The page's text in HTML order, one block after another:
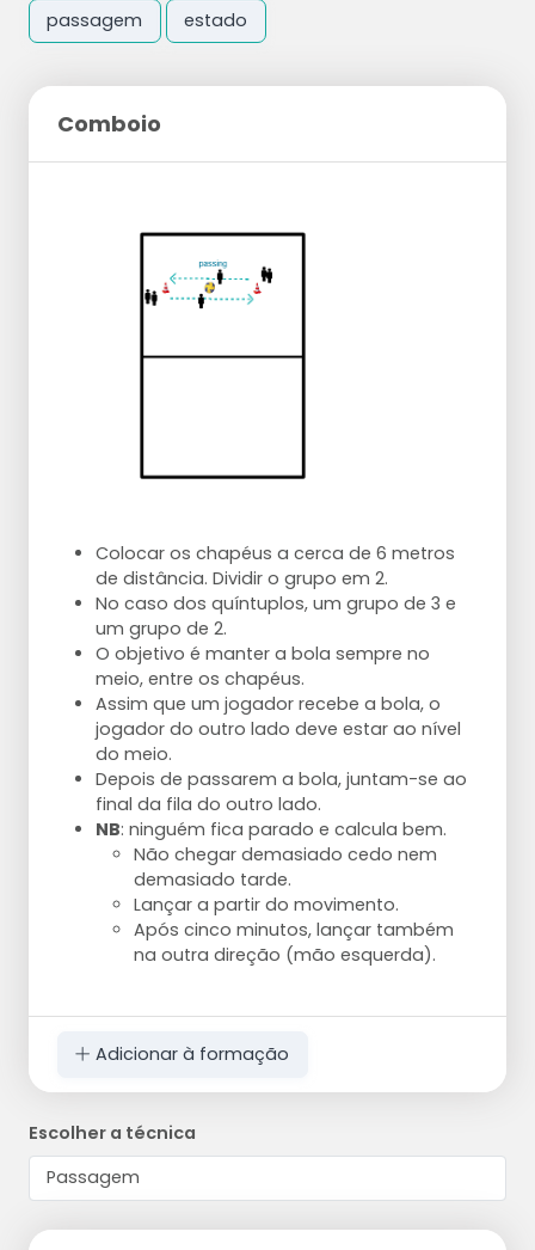
passagem estado
Comboio
Colocar os chapéus a cerca de 6 metros
de distância. Dividir o grupo em 2.
No caso dos quíntuplos, um grupo de 3 e
um grupo de 2.
O objetivo é manter a bola sempre no
meio, entre os chapéus.
Assim que um jogador recebe a bola, o
jogador do outro lado deve estar ao nível
do meio.
Depois de passarem a bola, juntam-se ao
final da fila do outro lado.
NB: ninguém fica parado e calcula bem.
Não chegar demasiado cedo nem
demasiado tarde.
Lançar a partir do movimento.
Após cinco minutos, lançar também
na outra direção (mão esquerda).
Adicionar à formação
Escolher a técnica